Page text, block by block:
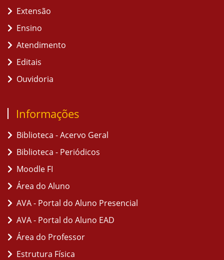
Extensão
Ensino
Atendimento
Editais
Ouvidoria
Informações
Biblioteca - Acervo Geral
Biblioteca - Periódicos
Moodle FI
Área do Aluno
AVA - Portal do Aluno Presencial
AVA - Portal do Aluno EAD
Área do Professor
Estrutura Física